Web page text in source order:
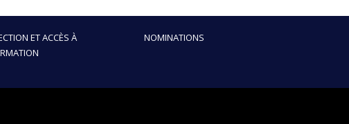
ET ACCÈS À
NOMINATIONS